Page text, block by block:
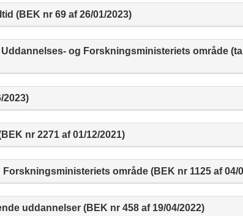
(BEK nr 69 af 26/01/2023)
og Forskningsministeriets område
2023)
nr 2271 af 01/12/2021)
område (BEK nr 1125 af 04/
uddannelser (BEK nr 458 af 19/04/2022)